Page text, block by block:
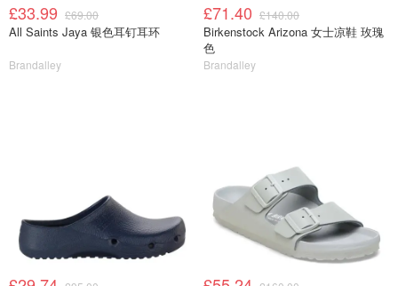
£33.99 £69.00
All Saints Jaya 银色耳钉耳环
Brandalley
£71.40 £140.00
Birkenstock Arizona 女士凉鞋 玫瑰
色
Brandalley